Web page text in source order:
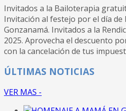
Invitados a la Bailoterapia
Invitación al festejo por el día de
Gonzanamá. Invitados a la
2025. Aprovecha el descuento
con la cancelación de tus
ÚLTIMAS NOTICIAS
VER MAS -